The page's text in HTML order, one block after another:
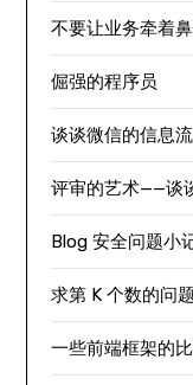
不要让业务牵着
倔强的程序员
谈谈微信的信息流
评审的艺术——谈
Blog 安全问题小
求第 K 个数的问题
一些前端框架的